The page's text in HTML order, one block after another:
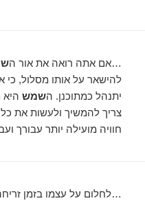
…אם אתה רואה את אור ה
להישאר על אותו מסלול,
יתנהל כמתוכנן. השמש
צריך להמשיך ולעשות את
חוויה מועילה יותר עבורך
…לחלום על עצמו בזמן